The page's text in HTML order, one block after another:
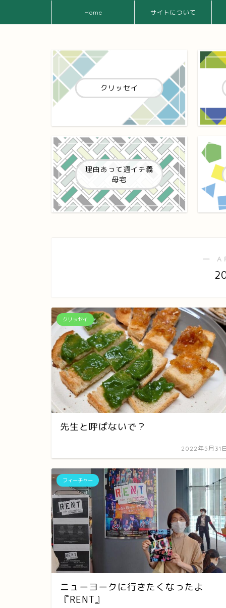
Home サイトについて
クリッセイ
理由あって週イチ義
母宅
―
クリッセイ
先生と呼ばないで？
2022年5月31
フィーチャー
ニューヨークに行きたくなったよ
『RENT』